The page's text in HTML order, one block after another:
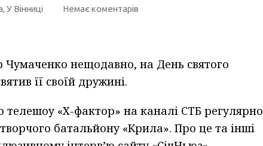
, У Вінниці Немає коментарів
Чумаченко нещодавно, на День святого
її своїй дружині.
«Х-фактор» на каналі СТБ регулярно
батальйону «Крила». Про це та інші